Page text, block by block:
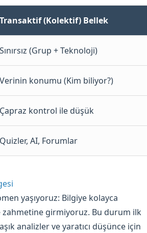
Transaktif (Kolektif) Bellek
Sınırsız (Grup + Teknoloji)
Verinin konumu (Kim biliyor?)
Çapraz kontrol ile düşük
Quizler, AI, Forumlar
yaşıyoruz: Bilgiye kolayca
girmiyoruz. Bu durum ilk
analizler ve yaratıcı düşünce için